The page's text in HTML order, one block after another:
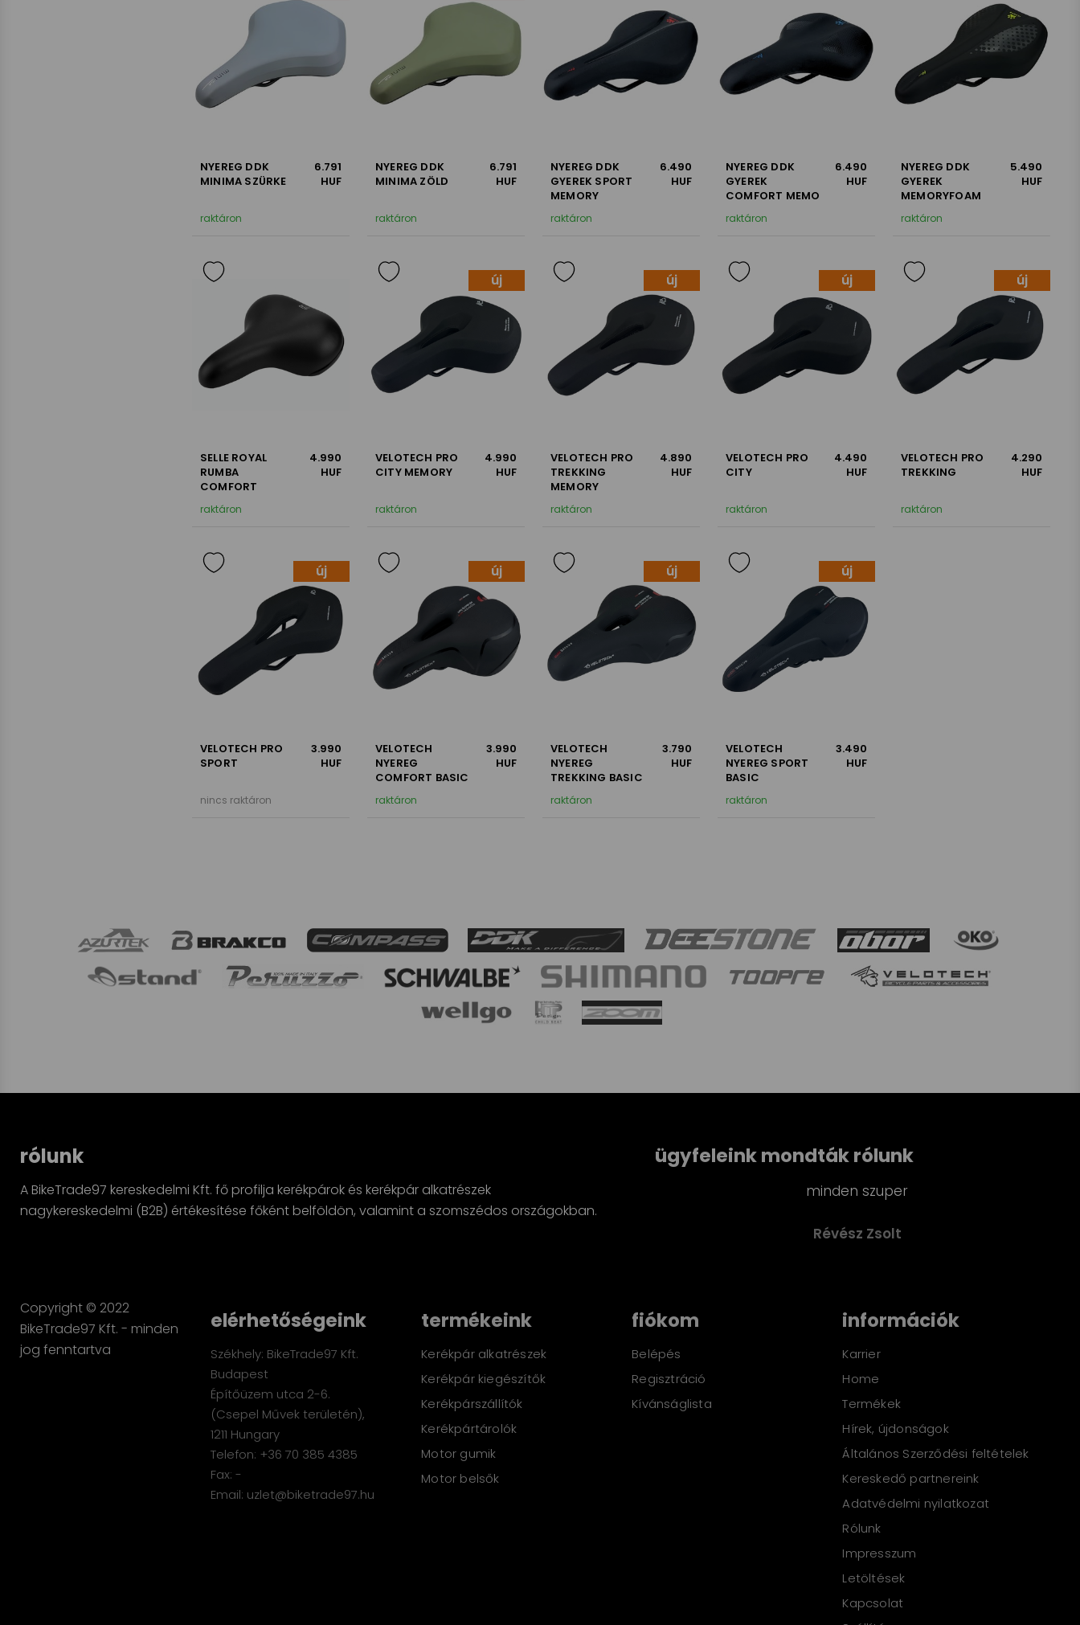
NYEREG DDK
MINIMA SZÜRKE
6.791
HUF
raktáron
NYEREG DDK
MINIMA ZÖLD
6.791
HUF
raktáron
NYEREG DDK
GYEREK SPORT
MEMORY
6.490
HUF
raktáron
NYEREG DDK
GYEREK
COMFORT MEMO
6.490
HUF
raktáron
NYEREG DDK
GYEREK
MEMORYFOAM
5.490
HUF
raktáron
SELLE ROYAL
RUMBA
COMFORT
4.990
HUF
raktáron
új
VELOTECH PRO
CITY MEMORY
4.990
HUF
raktáron
új
VELOTECH PRO
TREKKING
MEMORY
4.890
HUF
raktáron
új
VELOTECH PRO
CITY
4.490
HUF
raktáron
új
VELOTECH PRO
TREKKING
4.290
HUF
raktáron
új
VELOTECH PRO
SPORT
3.990
HUF
nincs raktáron
új
VELOTECH
NYEREG
COMFORT BASIC
3.990
HUF
raktáron
új
VELOTECH
NYEREG
TREKKING BASIC
3.790
HUF
raktáron
új
VELOTECH
NYEREG SPORT
BASIC
3.490
HUF
raktáron
rólunk
A BikeTrade97 kereskedelmi Kft. fő profilja kerékpárok és kerékpár alkatrészek
nagykereskedelmi (B2B) értékesítése főként belföldön, valamint a szomszédos országokban.
ügyfeleink mondták rólunk
minden szuper
Gyors, hozzáértő kiszolgálás, szuper árak. Jó
Copyright © 2022
BikeTrade97 Kft. - minden
jog fenntartva
elérhetőségeink
Székhely: BikeTrade97 Kft.
Budapest
Építőüzem utca 2-6.
(Csepel Művek területén),
1211 Hungary
Telefon: +36 70 385 4385
Fax: -
Email: uzlet@biketrade97.hu
termékeink
Kerékpár alkatrészek
Kerékpár kiegészítők
Kerékpárszállítók
Kerékpártárolók
Motor gumik
Motor belsők
fiókom
Belépés
Regisztráció
Kívánságlista
információk
Karrier
Home
Termékek
Hírek, újdonságok
Általános Szerződési feltételek
Kereskedő partnereink
Adatvédelmi nyilatkozat
Rólunk
Impresszum
Letöltések
Kapcsolat